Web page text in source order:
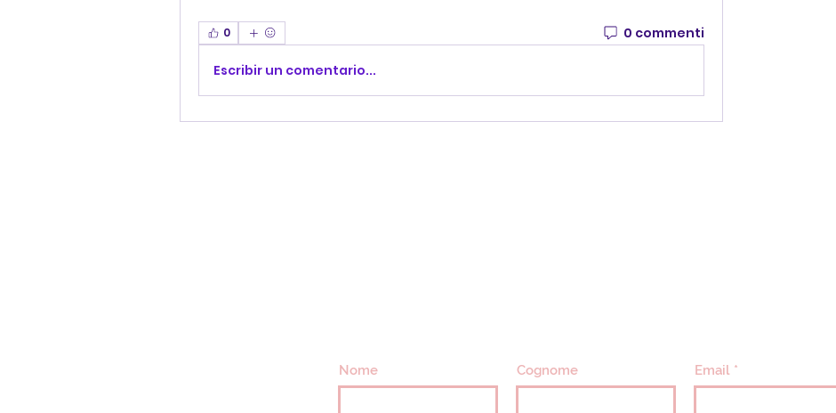
0 0 commenti
Escribir un comentario...
Nome Cognome Email